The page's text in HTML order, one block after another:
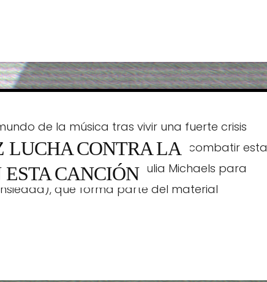
LUCHA CONTRA LA
CANCIÓN
de la música tras vivir una fuerte crisis
a un centro psiquiátrico para combatir esta
su voz a la de su colega Julia Michaels para
que forma parte del material